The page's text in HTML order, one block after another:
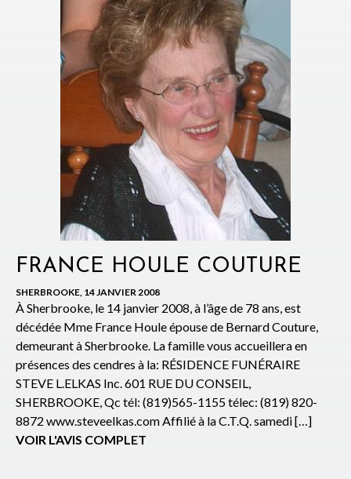
FRANCE HOULE COUTURE
SHERBROOKE, 14 JANVIER 2008
À Sherbrooke, le 14 janvier 2008, à l’âge de 78 ans, est
décédée Mme France Houle épouse de Bernard Couture,
demeurant à Sherbrooke. La famille vous accueillera en
présences des cendres à la: RÉSIDENCE FUNÉRAIRE
STEVE L.ELKAS Inc. 601 RUE DU CONSEIL,
SHERBROOKE, Qc tél: (819)565-1155 télec: (819) 820-
8872 www.steveelkas.com Affilié à la C.T.Q. samedi […]
VOIR L'AVIS COMPLET